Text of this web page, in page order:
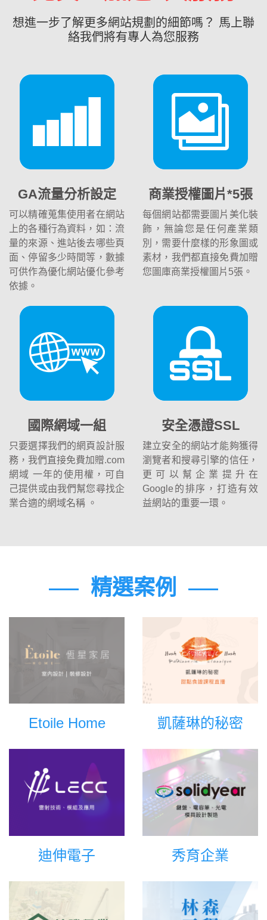
想進一步了解更多網站規劃的細節嗎？ 馬上聯
絡我們將有專人為您服務
GA流量分析設定
可以精確蒐集使用者在網站
上的各種行為資料，如：流
量的來源、進站後去哪些頁
面、停留多少時間等，數據
可供作為優化網站優化參考
依據。
商業授權圖片*5張
每個網站都需要圖片美化裝
飾，無論您是任何產業類
別，需要什麼樣的形象圖或
素材，我們都直接免費加贈
您圖庫商業授權圖片5張。
國際網域一組
只要選擇我們的網頁設計服
務，我們直接免費加贈.com
網域 一年的使用權，可自
己提供或由我們幫您尋找企
業合適的網域名稱 。
安全憑證SSL
建立安全的網站才能夠獲得
瀏覽者和搜尋引擎的信任，
更可以幫企業提升在
Google的排序，打造有效
益網站的重要一環。
精選案例
Etoile Home 凱薩琳的秘密
迪伸電子 秀育企業